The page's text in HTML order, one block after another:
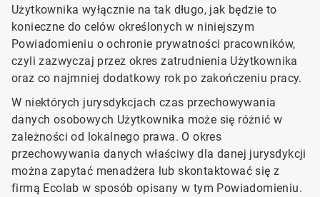
Użytkownika wyłącznie na tak długo, jak będzie to
konieczne do celów określonych w niniejszym
Powiadomieniu o ochronie prywatności pracowników,
czyli zazwyczaj przez okres zatrudnienia Użytkownika
oraz co najmniej dodatkowy rok po zakończeniu pracy.
W niektórych jurysdykcjach czas przechowywania
danych osobowych Użytkownika może się różnić w
zależności od lokalnego prawa. O okres
przechowywania danych właściwy dla danej jurysdykcji
można zapytać menadżera lub skontaktować się z
firmą Ecolab w sposób opisany w tym Powiadomieniu.